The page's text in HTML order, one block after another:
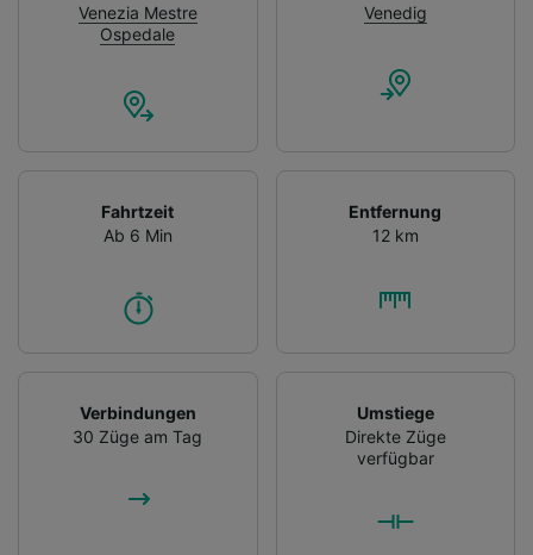
Venezia Mestre
Ospedale
Venedig
Fahrtzeit
Ab 6 Min
Entfernung
12 km
Verbindungen
30 Züge am Tag
Umstiege
Direkte Züge
verfügbar